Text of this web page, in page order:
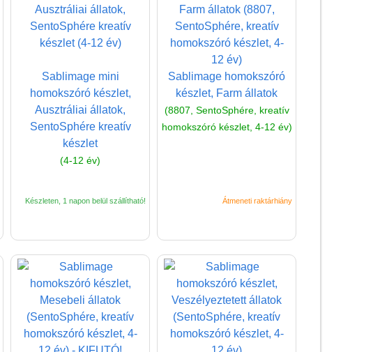
Sablimage mini
homokszóró készlet,
Ausztráliai állatok,
SentoSphére kreatív
készlet
(4-12 év)
Készleten, 1 napon belül szállítható!
Sablimage homokszóró
készlet, Farm állatok
(8807, SentoSphére, kreatív
homokszóró készlet, 4-12 év)
Átmeneti raktárhiány
Fűzős játék, fűzőcske
fiúknak
gyöngyök (fiús)
Kalapálós játék,
csavarozós játék
Kézműves ötletek,
Matrica, Matricás füzet
Mozaikkép készítő
fiúknak
Satírozós matrica,
satírozós füzetek